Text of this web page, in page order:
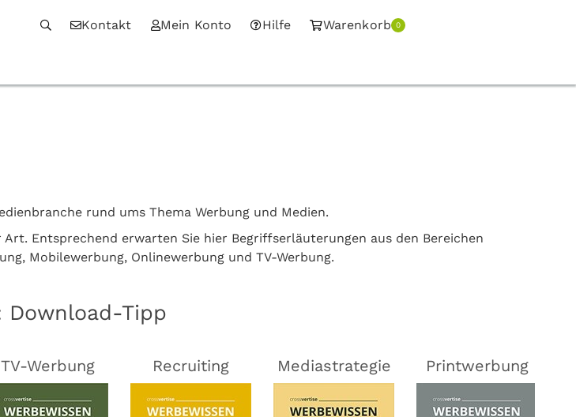
Kontakt Mein Konto Hilfe Warenkorb 0
rund ums Thema Werbung und Medien.
Entsprechend erwarten Sie hier Begriffserläuterungen aus den Bereichen
Mobilewerbung, Onlinewerbung und TV-Werbung.
Download-Tipp
TV-Werbung Recruiting Mediastrategie Printwerbung